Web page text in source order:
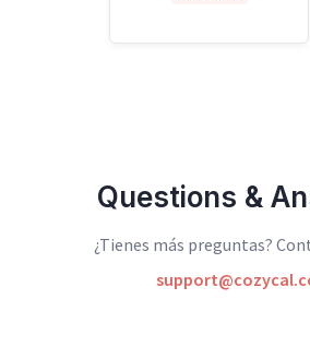
Questions &
¿Tienes más preguntas?